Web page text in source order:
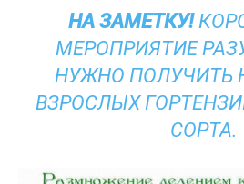
НА ЗАМЕТКУ!
МЕРОПРИЯТИЕ
НУЖНО ПОЛУЧИТЬ
ВЗРОСЛЫХ
СОРТА.